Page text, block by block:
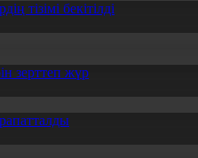
тізімі бекітілді
зерттеп жүр